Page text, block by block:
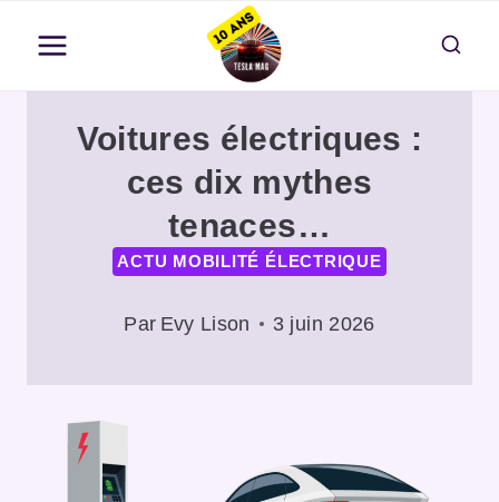
contenu
Voitures électriques :
ces dix mythes
tenaces…
ACTU MOBILITÉ ÉLECTRIQUE
Par Evy Lison 3 juin 2026